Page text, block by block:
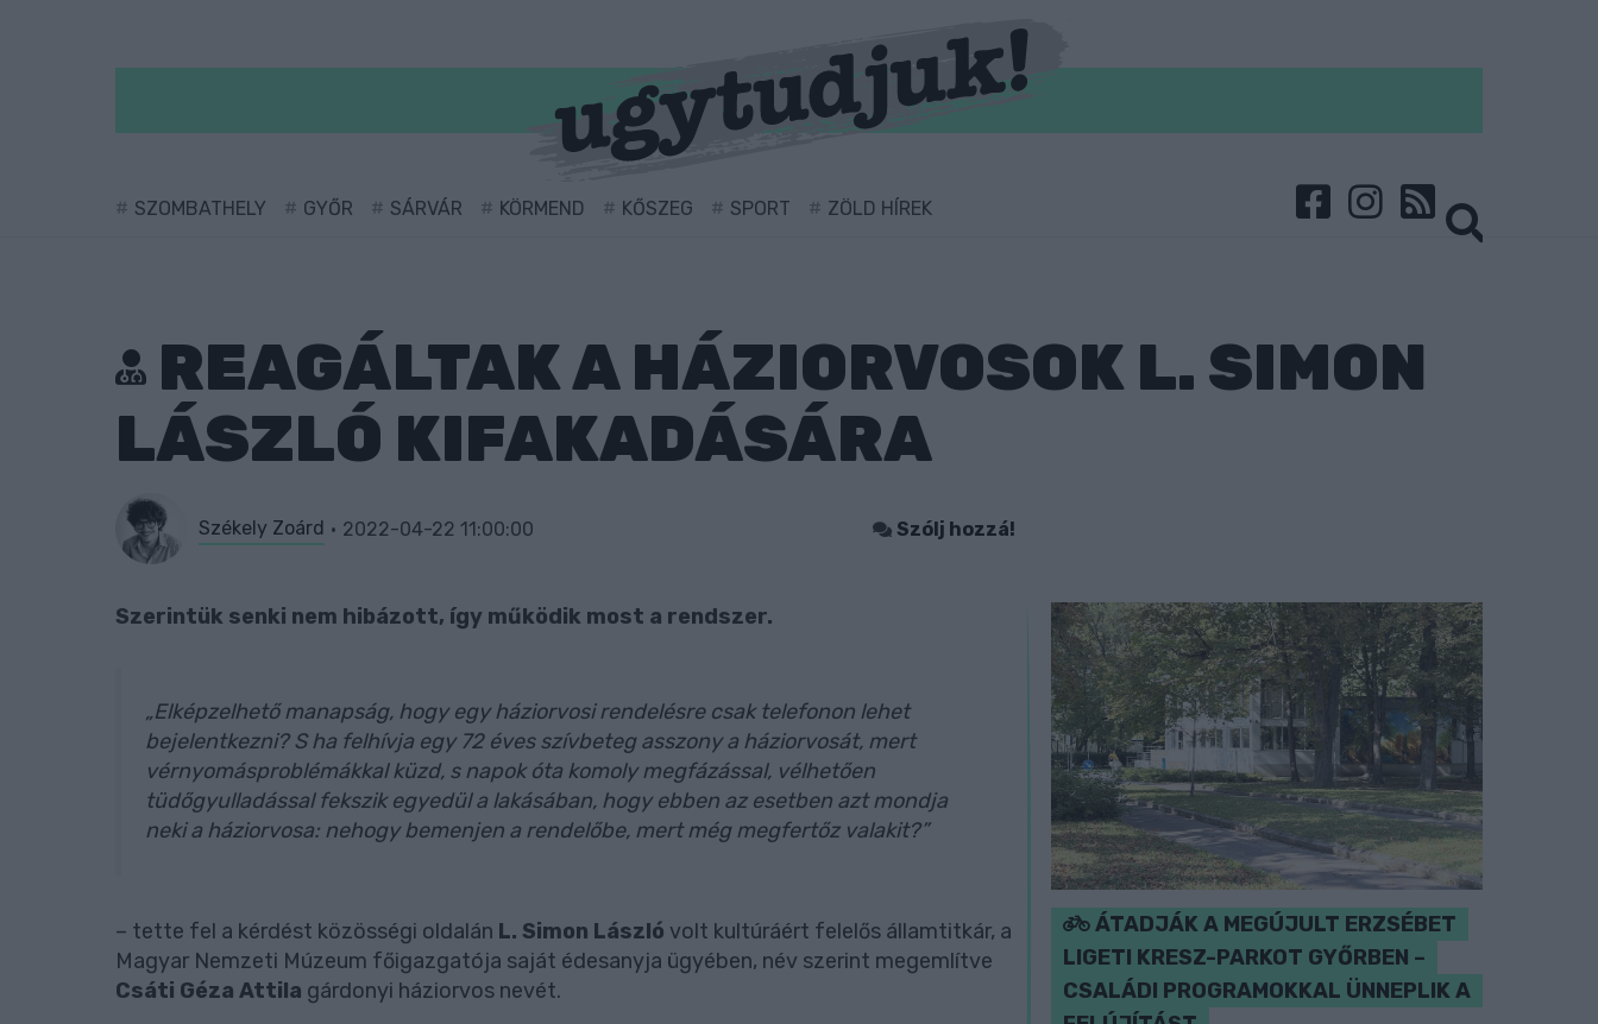
SZOMBATHELY GYŐR SÁRVÁR KÖRMEND KŐSZEG SPORT ZÖLD HÍREK
REAGÁLTAK A HÁZIORVOSOK L. SIMON
LÁSZLÓ KIFAKADÁSÁRA
Székely Zoárd 2022-04-22 11:00:00 Szólj hozzá!
Szerintük senki nem hibázott, így működik most a rendszer.
„Elképzelhető manapság, hogy egy háziorvosi rendelésre csak telefonon lehet
bejelentkezni? S ha felhívja egy 72 éves szívbeteg asszony a háziorvosát, mert
vérnyomásproblémákkal küzd, s napok óta komoly megfázással, vélhetően
tüdőgyulladással fekszik egyedül a lakásában, hogy ebben az esetben azt mondja
neki a háziorvosa: nehogy bemenjen a rendelőbe, mert még megfertőz valakit?”
– tette fel a kérdést közösségi oldalán L. Simon László volt kultúráért felelős államtitkár, a
Magyar Nemzeti Múzeum főigazgatója saját édesanyja ügyében, név szerint megemlítve
Csáti Géza Attila gárdonyi háziorvos nevét.
ÁTADJÁK A MEGÚJULT ERZSÉBET
LIGETI KRESZ-PARKOT GYŐRBEN –
CSALÁDI PROGRAMOKKAL ÜNNEPLIK A